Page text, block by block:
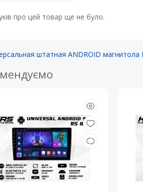
про цей товар ще не було.
штатная ANDROID магнитола